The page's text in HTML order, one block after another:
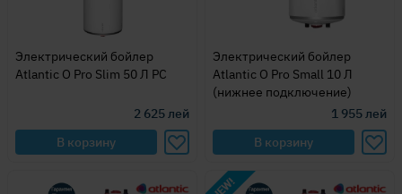
Электрический бойлер
Atlantic O Pro Slim 50 Л PC
2 625лей
В корзину
Электрический бойлер
Atlantic O Pro Small 10 Л
(нижнее подключение)
1 955лей
В корзину